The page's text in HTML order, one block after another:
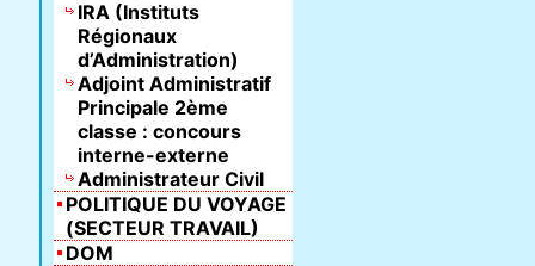
IRA (Instituts
Régionaux
d’Administration)
Adjoint Administratif
Principale 2ème
classe : concours
interne-externe
Administrateur Civil
POLITIQUE DU VOYAGE
(SECTEUR TRAVAIL)
DOM